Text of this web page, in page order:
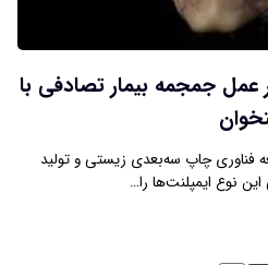
جمجمه بیمار تصادفی با
فناوری چاپ سه‌بعدی زیستی و تولید
نوع ایمپلنت‌ها را…